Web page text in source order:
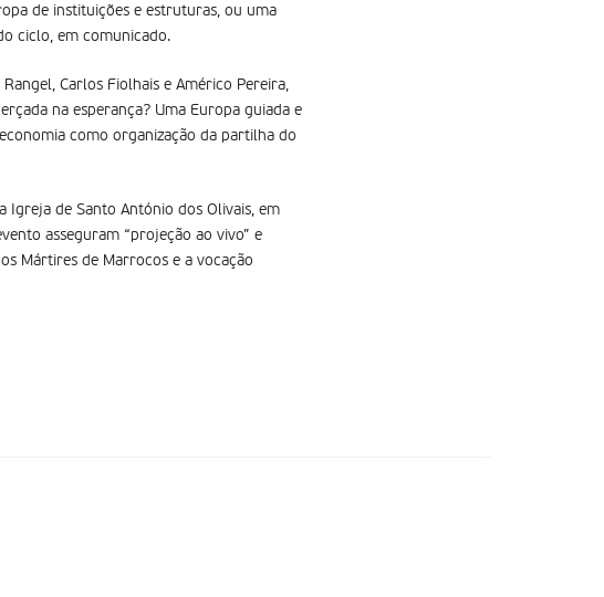
de instituições e estruturas, ou uma
ciclo, em comunicado.
Carlos Fiolhais e Américo Pereira,
na esperança? Uma Europa guiada e
como organização da partilha do
Igreja de Santo António dos Olivais, em
asseguram “projeção ao vivo” e
Mártires de Marrocos e a vocação